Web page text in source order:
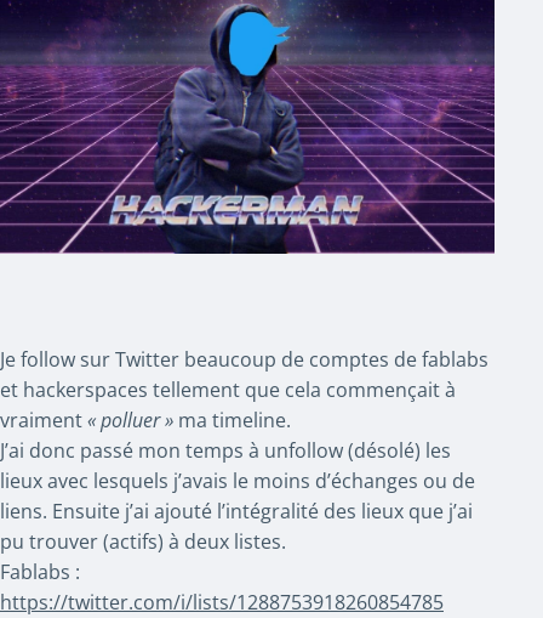
Je follow sur Twitter beaucoup de comptes de fablabs
et hackerspaces tellement que cela commençait à
vraiment« polluer » ma timeline.
J’ai donc passé mon temps à unfollow (désolé) les
lieux avec lesquels j’avais le moins d’échanges ou de
liens. Ensuite j’ai ajouté l’intégralité des lieux que j’ai
pu trouver (actifs) à deux listes.
Fablabs :
https://twitter.com/i/lists/1288753918260854785